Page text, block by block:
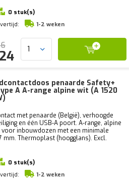
0 stuk(s)
1-2 weken
penaarde Safety+
A A-range alpine wit (A 1520
met penaarde (België), verhoogde
en één USB-A poort. A-range, alpine
voor inbouwdozen met een minimale
mm. Thermoplast (hoogglans). Excl.
0 stuk(s)
1-2 weken